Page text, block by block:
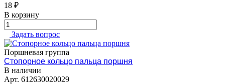
18 ₽
В корзину
Задать вопрос
Поршневая группа
Стопорное кольцо пальца поршня
В наличии
Арт. 612630020029